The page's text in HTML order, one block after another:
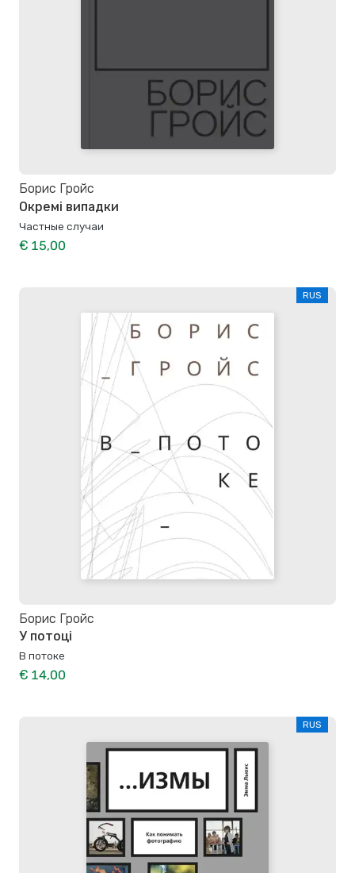
Борис Гройс
Окремі випадки
Частные случаи
€ 15,00
RUS
Борис Гройс
У потоці
В потоке
€ 14,00
RUS